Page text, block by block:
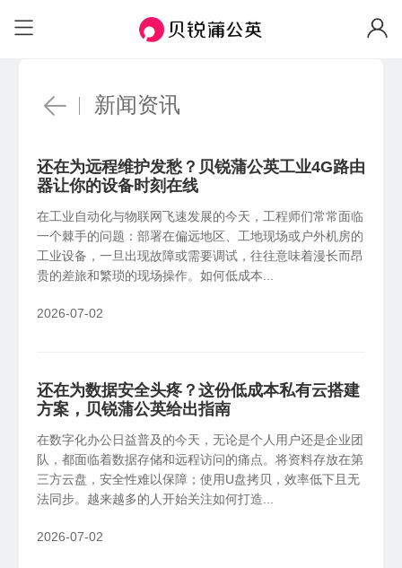
联机游戏
蒲公英网盘 NEW
蒲公英AI开发者 NEW
一分钟跨网访问本地 AI 工具
智能路由器
X1 私有云 NAS伴侣
智能盒子、旁路组网
工业物联
功能
异地组网
无需公网IP，快速搭建异地虚拟局域网
国产新创体系，技术自主可控
SDK&API嵌入
轻量化开发，快捷集成嵌入
固定IP、便捷访问
加速传输、随心分配
软件定制
私有定制、树立品牌
企业WiFi
安全上网、行为追溯
就近接入，访问加速
新闻资讯
还在为远程维护发愁？贝锐蒲公英工业4G路由
器让你的设备时刻在线
在工业自动化与物联网飞速发展的今天，工程师们常常面临
一个棘手的问题：部署在偏远地区、工地现场或户外机房的
工业设备，一旦出现故障或需要调试，往往意味着漫长而昂
贵的差旅和繁琐的现场操作。如何低成本...
2026-07-02
还在为数据安全头疼？这份低成本私有云搭建
方案，贝锐蒲公英给出指南
在数字化办公日益普及的今天，无论是个人用户还是企业团
队，都面临着数据存储和远程访问的痛点。将资料存放在第
三方云盘，安全性难以保障；使用U盘拷贝，效率低下且无
法同步。越来越多的人开始关注如何打造...
2026-07-02